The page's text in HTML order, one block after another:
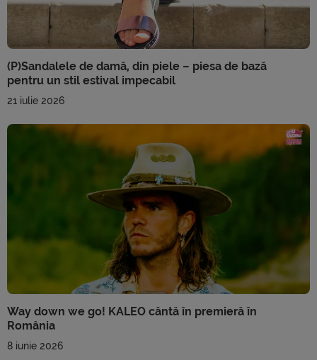
(P)Sandalele de damă, din piele – piesa de bază
pentru un stil estival impecabil
21 iulie 2026
Way down we go! KALEO cântă în premieră în
România
8 iunie 2026